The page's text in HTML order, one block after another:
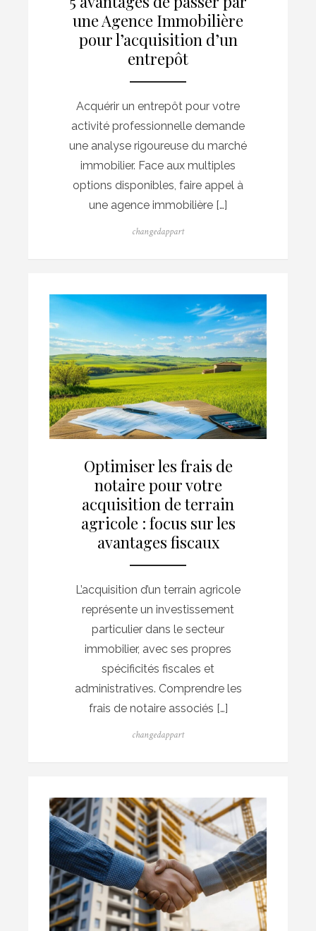
une Agence Immobilière
pour l’acquisition d’un
entrepôt
Acquérir un entrepôt pour votre
activité professionnelle demande
une analyse rigoureuse du marché
immobilier. Face aux multiples
options disponibles, faire appel à
une agence immobilière […]
Posted
Author
changedappart
Optimiser les frais de
notaire pour votre
acquisition de terrain
agricole : focus sur les
avantages fiscaux
L’acquisition d’un terrain agricole
représente un investissement
particulier dans le secteur
immobilier, avec ses propres
spécificités fiscales et
administratives. Comprendre les
frais de notaire associés […]
Posted
Author
changedappart